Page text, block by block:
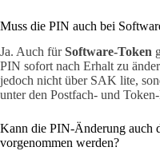
Muss die PIN auch bei
Ja. Auch fürSoftware-Token
PIN sofort nach Erhalt zu
jedoch nicht über SAK lite,
unter den Postfach- und
Kann die PIN-Änderung auch
vorgenommen werden?